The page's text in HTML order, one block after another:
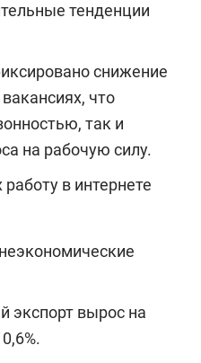
тенденции
снижение
что
так и
на рабочую силу.
в интернете
экспорт вырос на